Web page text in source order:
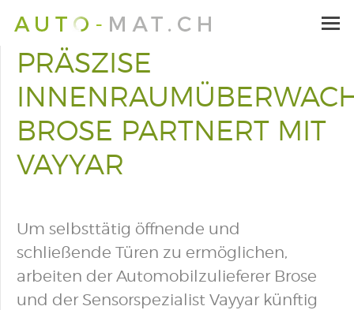
PRÄSZISE
BROSE PARTNERT MIT
VAYYAR
Um selbsttätig öffnende und
schließende Türen zu ermöglichen,
arbeiten der Automobilzulieferer Brose
und der Sensorspezialist Vayyar künftig